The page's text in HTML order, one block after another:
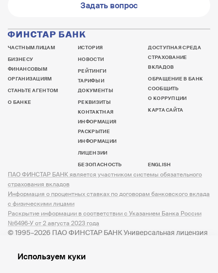
Задать вопрос
ЧАСТНЫМ ЛИЦАМ
БИЗНЕСУ
ФИНАНСОВЫМ
ОРГАНИЗАЦИЯМ
СТАНЬТЕ АГЕНТОМ
О БАНКЕ
ИСТОРИЯ
НОВОСТИ
РЕЙТИНГИ
ТАРИФЫ И
ДОКУМЕНТЫ
РЕКВИЗИТЫ
КОНТАКТНАЯ
ИНФОРМАЦИЯ
РАСКРЫТИЕ
ИНФОРМАЦИИ
ЛИЦЕНЗИИ
БЕЗОПАСНОСТЬ
ДОСТУПНАЯ СРЕДА
СТРАХОВАНИЕ
ВКЛАДОВ
ОБРАЩЕНИЕ В БАНК
СООБЩИТЬ
О КОРРУПЦИИ
КАРТА САЙТА
ENGLISH
© 1995–2026 ПАО ФИНСТАР БАНК Универсальная лицензия
ПАО ФИНСТАР БАНК является участником системы обязательного
страхования вкладов
Информация о процентных ставках по договорам банковского вклада
с физическими лицами
Раскрытие информации в соответствии с Указанием Банка России
№6496-У от 2 августа 2023 года
Используем куки